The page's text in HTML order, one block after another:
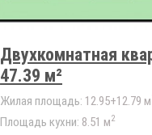
Двухкомнатная
47.39 м²
Жилая площадь: 12.95+12.79 м
Площадь кухни: 8.51 м2